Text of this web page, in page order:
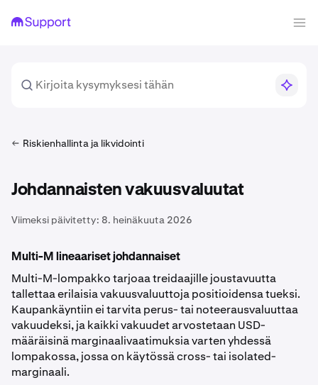
Riskienhallinta ja likvidointi
Johdannaisten vakuusvaluutat
Viimeksi päivitetty: 8. heinäkuuta 2026
Multi-M lineaariset johdannaiset
Multi-M-lompakko tarjoaa treidaajille joustavuutta
tallettaa erilaisia vakuusvaluuttoja positioidensa tueksi.
Kaupankäyntiin ei tarvita perus- tai noteerausvaluuttaa
vakuudeksi, ja kaikki vakuudet arvostetaan USD-
määräisinä marginaalivaatimuksia varten yhdessä
lompakossa, jossa on käytössä cross- tai isolated-
marginaali.